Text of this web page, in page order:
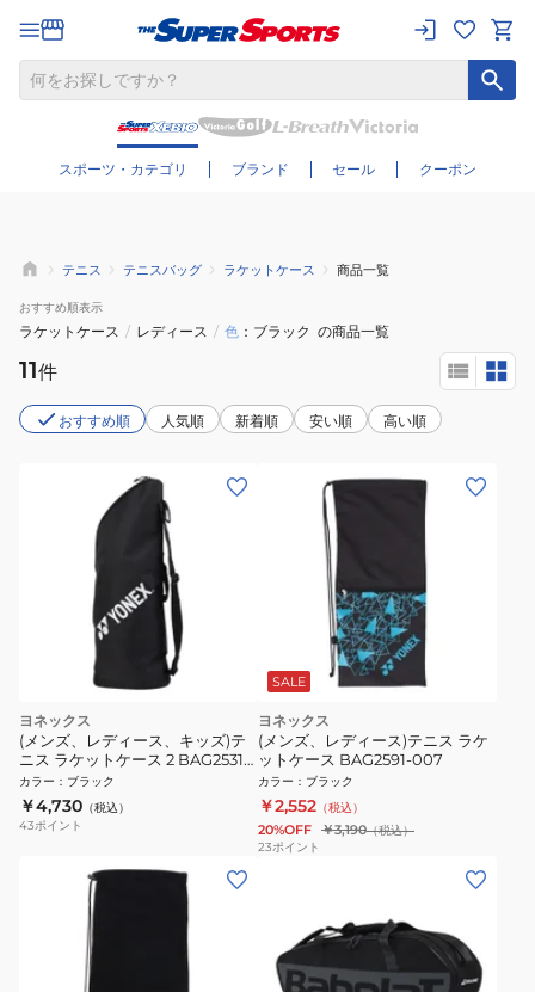
スポーツ・カテゴリ ブランド セール クーポン
さらに絞り込む
テニス テニスバッグ ラケットケース 商品一覧
おすすめ順表示
ラケットケース / レディース / 色 ブラック の商品一覧
11件
おすすめ順 人気順 新着順 安い順 高い順
ヨネックス
(メンズ、レディース、キッズ)テ
ニス ラケットケース 2 BAG2531T-
007
カラー ： ブラック
￥4,730 （税込）
43ポイント
SALE
ヨネックス
(メンズ、レディース)テニス ラケ
ットケース BAG2591-007
カラー ： ブラック
￥2,552 （税込）
20%OFF ￥3,190（税込）
23ポイント